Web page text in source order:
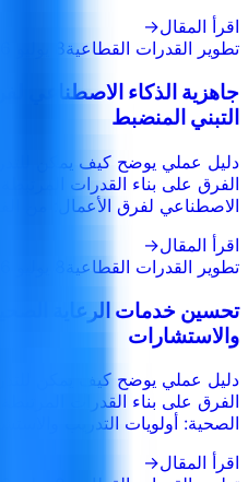
اقرأ المقال→
تطوير القدرات القطاعية8 يوليو 2026
جاهزية الذكاء الاصطناعي
التبني المنضبط
دليل عملي يوضح كيف يمكن
الفرق على بناء القدرات
الاصطناعي لفرق الأعمال: من
اقرأ المقال→
تطوير القدرات القطاعية
تحسين خدمات الرعاية
والاستشارات
دليل عملي يوضح كيف يمكن
الفرق على بناء القدرات
الصحية: أولويات التدريب
اقرأ المقال→